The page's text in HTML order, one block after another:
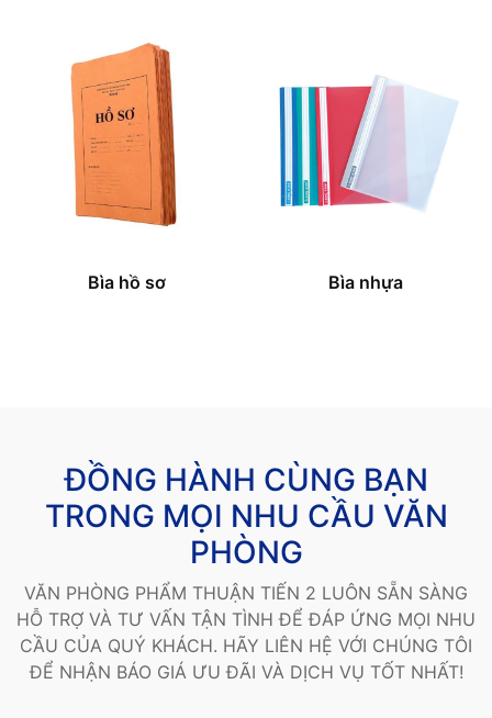
Bìa hồ sơ Bìa nhựa
ĐỒNG HÀNH CÙNG BẠN
TRONG MỌI NHU CẦU VĂN
PHÒNG
VĂN PHÒNG PHẨM THUẬN TIẾN 2 LUÔN SẴN SÀNG
HỖ TRỢ VÀ TƯ VẤN TẬN TÌNH ĐỂ ĐÁP ỨNG MỌI NHU
CẦU CỦA QUÝ KHÁCH. HÃY LIÊN HỆ VỚI CHÚNG TÔI
ĐỂ NHẬN BÁO GIÁ ƯU ĐÃI VÀ DỊCH VỤ TỐT NHẤT!